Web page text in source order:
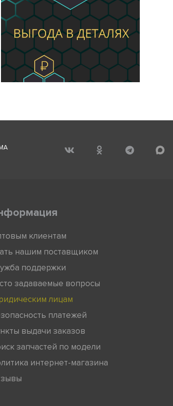
клиентам
нашим поставщиком
поддержки
задаваемые вопросы
лицам
платежей
выдачи заказов
запчастей по модели
интернет-магазина